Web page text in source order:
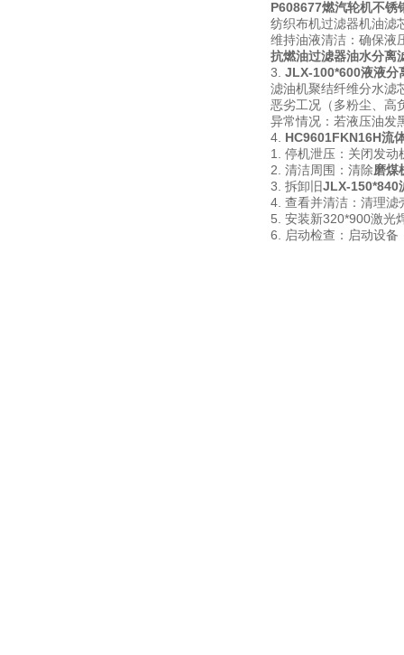
P608677燃汽轮机不锈
纺织布机过滤器机油滤
维持油液清洁：确保液
抗燃油过滤器油水分离
3. JLX-100*600液液分
滤油机聚结纤维分水滤
恶劣工况（多粉尘、高
异常情况：若液压油发
4. HC9601FKN16H流
1. 停机泄压：关闭发
2. 清洁周围：清除磨煤
3. 拆卸旧JLX-150*840
4. 查看并清洁：清理滤
5. 安装新320*900激光
6. 启动检查：启动设备